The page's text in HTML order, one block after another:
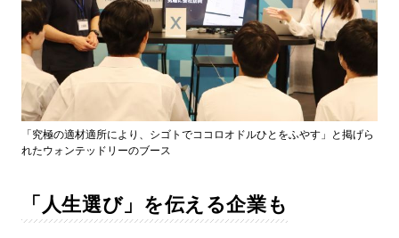
「究極の適材適所により、シゴトでココロオドルひとをふやす」と掲げら
れたウォンテッドリーのブース
「人生選び」を伝える企業も